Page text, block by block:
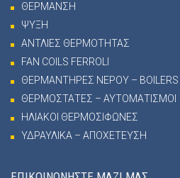
ΘΕΡΜΑΝΣΗ
ΨΥΞΗ
ΑΝΤΛΙΕΣ ΘΕΡΜΟΤΗΤΑΣ
FAN COILS FERROLI
ΘΕΡΜΑΝΤΗΡΕΣ ΝΕΡΟΥ – BOILERS
ΘΕΡΜΟΣΤΑΤΕΣ – ΑΥΤΟΜΑΤΙΣΜΟΙ
ΗΛΙΑΚΟΙ ΘΕΡΜΟΣΙΦΩΝΕΣ
ΥΔΡΑΥΛΙΚΑ – ΑΠΟΧΕΤΕΥΣΗ